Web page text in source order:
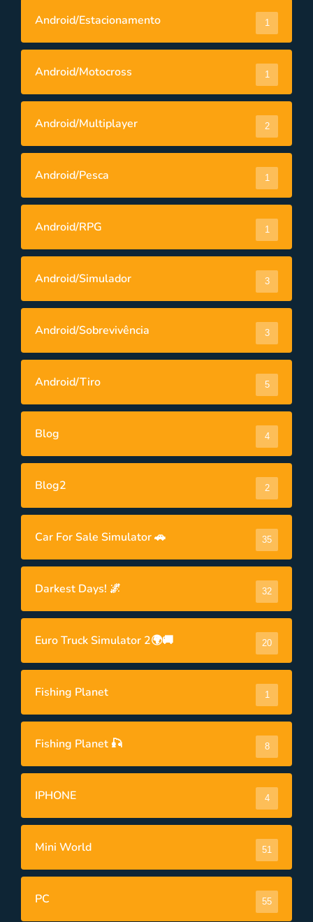
Android/Estacionamento 1
Android/Motocross 1
Android/Multiplayer 2
Android/Pesca 1
Android/RPG 1
Android/Simulador 3
Android/Sobrevivência 3
Android/Tiro 5
Blog 4
Blog2 2
Car For Sale Simulator 🚗 35
Darkest Days! 🌌 32
Euro Truck Simulator 2🌍🚚 20
Fishing Planet 1
Fishing Planet 🎣 8
IPHONE 4
Mini World 51
PC 55